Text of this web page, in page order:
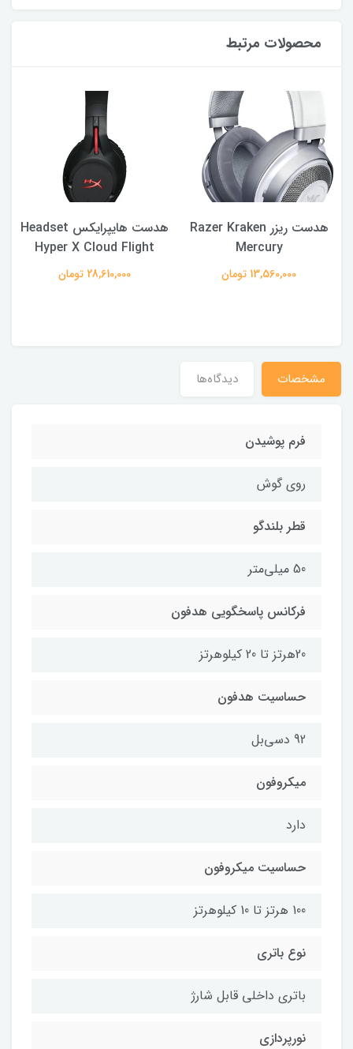
محصولات مرتبط
هدست ریزر Razer Kraken
Mercury
13,560,000 تومان
هدست هایپرایکس Headset
Hyper X Cloud Flight
28,610,000 تومان
مشخصات دیدگاه‌ها
فرم پوشیدن
روی گوش
قطر بلندگو
50 میلی‌متر
فرکانس پاسخگویی هدفون
20هرتز تا 20 کیلوهرتز
حساسیت هدفون
92 دسی‌بل
میکروفون
دارد
حساسیت میکروفون
100 هرتز تا 10 کیلوهرتز
نوع باتری
باتری داخلی قابل شارژ
نورپردازی